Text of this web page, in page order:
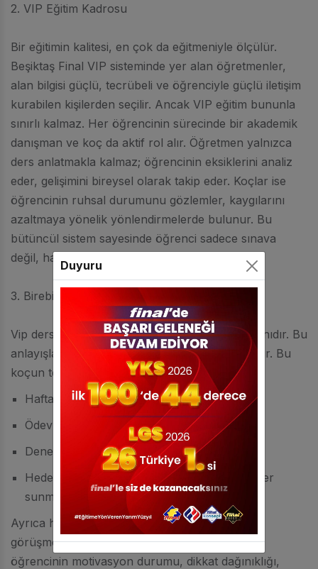
2. VIP Eğitim Kadrosu
Bir eğitimin kalitesi, en çok da eğitmeniyle ölçülür.
Beşiktaş Final VIP sisteminde yer alan öğretmenler,
alan bilgisi güçlü, tecrübeli ve öğrenciyle güçlü iletişim
kurabilen kişilerden seçilir. Ancak VIP eğitim bununla
sınırlı kalmaz. Her öğrencinin sürecinde bir akademik
danışman ve koç da aktif rol alır. Öğretmen yalnızca
ders anlatmakla kalmaz; öğrencinin eksiklerini analiz
eder, gelişimini bireysel olarak takip eder. Koçlar ise
öğrencinin ruhsal durumunu gözlemler, kaygılarını
azaltmaya yönelik yönlendirmelerde bulunur. Bu
bütüncül sistem sayesinde öğrenci sadece sınava
değil, hayata da hazırlanır.
3. Birebir Takip ve Danışmanlık
Vip dershne modelinde her öğrenci özel ilgi alanıdır. Bu
anlayışla her öğrencimize bireysel bir koç atanır. Bu
koçun temel görevi öğrencinin:
Haftalık ders performansını gözlemlemek,
Ödev takibini yapmak,
Deneme sınavı sonuçlarını analiz etmek,
Hedefe yönelik eksiklerini tespit edip çözümler
sunmaktır.
Ayrıca haftalık birebir görüşmeler yapılır. Bu
görüşmelerde sadece akademik konular değil,
öğrencinin motivasyon durumu, dikkat dağınıklığı,
Duyuru